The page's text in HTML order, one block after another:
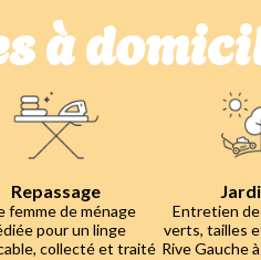
à
Repassage
femme de ménage
pour un linge
collecté et traité
Entretien
verts, tailles
Rive Gauche